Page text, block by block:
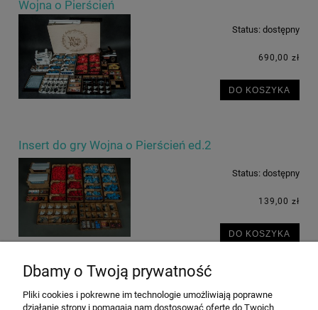
Wojna o Pierścień
Status: dostępny
690,00 zł
DO KOSZYKA
Insert do gry Wojna o Pierścień ed.2
Status: dostępny
139,00 zł
DO KOSZYKA
POMOC
Dbamy o Twoją prywatność
Pliki cookies i pokrewne im technologie umożliwiają poprawne
działanie strony i pomagają nam dostosować ofertę do Twoich